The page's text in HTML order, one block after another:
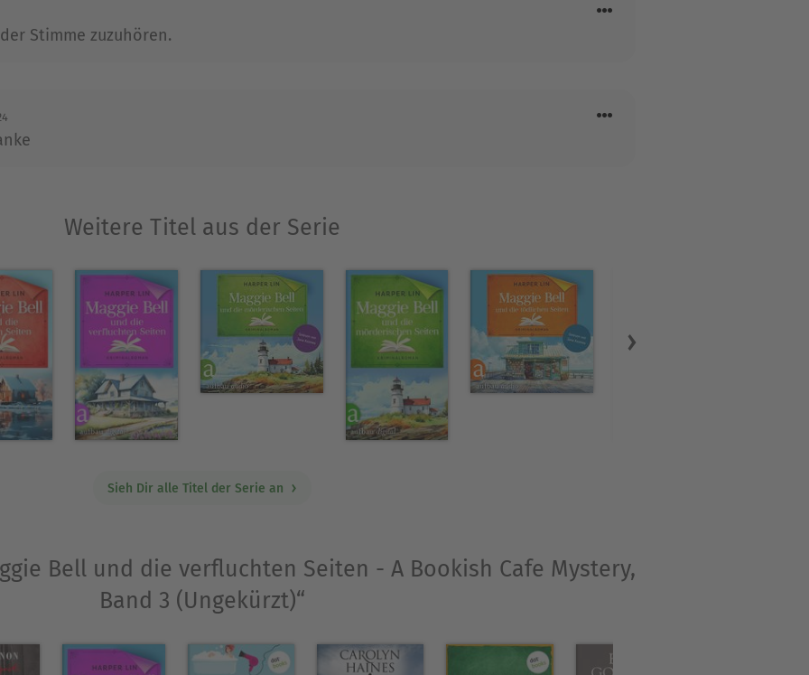
mehrerer cosy Crime Serien.Wenn sie nicht gerade liest oder
Stimme zuzuhören.
Weitere Titel aus der Serie
Sieh Dir alle Titel der Serie an
Bell und die verfluchten Seiten - A Bookish Cafe Mystery,
Band 3 (Ungekürzt)“